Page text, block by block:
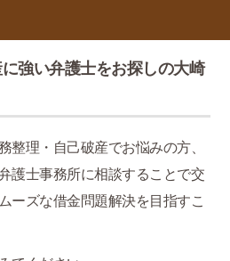
強い弁護士をお探しの大崎
整理・自己破産でお悩みの方、
護士事務所に相談することで交
ーズな借金問題解決を目指すこ